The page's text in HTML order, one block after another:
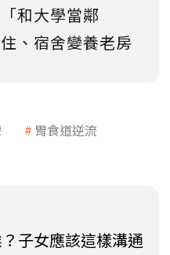
和大學當鄰
、宿舍變養老房
胃食道逆流
子女應該這樣溝通